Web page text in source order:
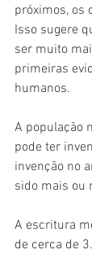
próximos, os
Isso sugere
ser muito
primeiras
humanos.
A população
pode ter
invenção no
sido mais ou
A escritura
de cerca de